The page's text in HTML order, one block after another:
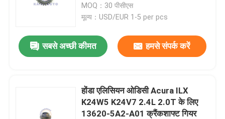
समाचार
समय श्रृंखला किट
MOQ：30 पीसीएस
मूल्य：USD/EUR 1-5 per pcs
सबसे अच्छी कीमत हमसे संपर्क करें
होंडा एलिसियन ओडिसी Acura ILX
K24W5 K24V7 2.4L 2.0T के लिए
13620-5A2-A01 क्रैंकशाफ्ट गियर